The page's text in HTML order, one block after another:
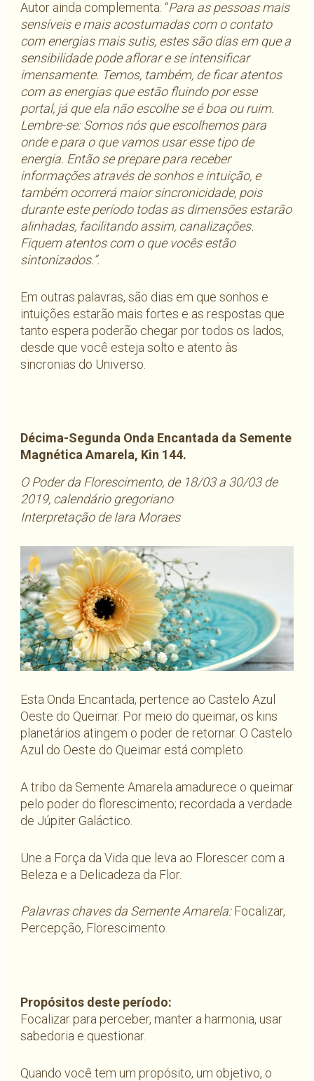
Autor ainda complementa: “Para as pessoas mais
sensíveis e mais acostumadas com o contato
com energias mais sutis, estes são dias em que a
sensibilidade pode aflorar e se intensificar
imensamente. Temos, também, de ficar atentos
com as energias que estão fluindo por esse
portal, já que ela não escolhe se é boa ou ruim.
Lembre-se: Somos nós que escolhemos para
onde e para o que vamos usar esse tipo de
energia. Então se prepare para receber
informações através de sonhos e intuição, e
também ocorrerá maior sincronicidade, pois
durante este período todas as dimensões estarão
alinhadas, facilitando assim, canalizações.
Fiquem atentos com o que vocês estão
sintonizados.”.
Em outras palavras, são dias em que sonhos e
intuições estarão mais fortes e as respostas que
tanto espera poderão chegar por todos os lados,
desde que você esteja solto e atento às
sincronias do Universo.
Décima-Segunda Onda Encantada da Semente
Magnética Amarela, Kin 144.
O Poder da Florescimento, de 18/03 a 30/03 de
2019, calendário gregoriano
Interpretação de Iara Moraes
Esta Onda Encantada, pertence ao Castelo Azul
Oeste do Queimar. Por meio do queimar, os kins
planetários atingem o poder de retornar. O Castelo
Azul do Oeste do Queimar está completo.
A tribo da Semente Amarela amadurece o queimar
pelo poder do florescimento; recordada a verdade
de Júpiter Galáctico.
Une a Força da Vida que leva ao Florescer com a
Beleza e a Delicadeza da Flor.
Palavras chaves da Semente Amarela:Focalizar,
Percepção, Florescimento.
Propósitos deste período:
Focalizar para perceber, manter a harmonia, usar
sabedoria e questionar.
Quando você tem um propósito, um objetivo, o